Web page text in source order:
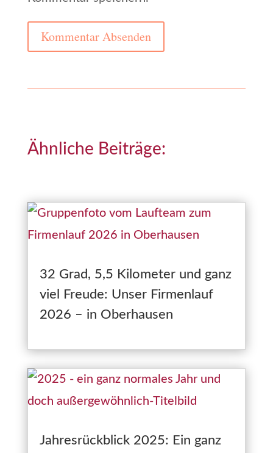
Kommentar Absenden
Ähnliche Beiträge:
32 Grad, 5,5 Kilometer und ganz
viel Freude: Unser Firmenlauf
2026 – in Oberhausen
Jahresrückblick 2025: Ein ganz